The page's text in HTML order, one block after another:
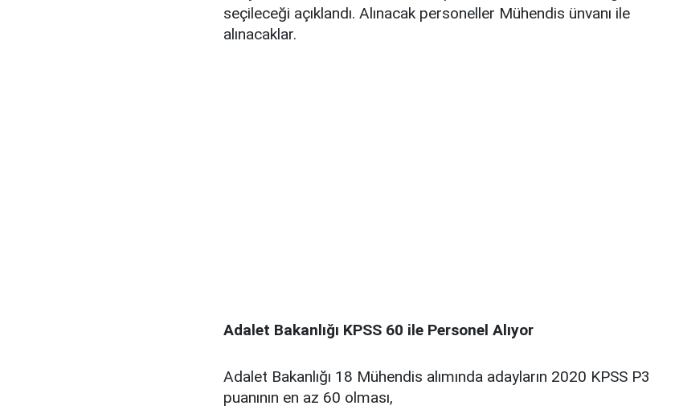
seçileceği açıklandı. Alınacak personeller Mühendis ünvanı ile
alınacaklar.
Adalet Bakanlığı KPSS 60 ile Personel Alıyor
Adalet Bakanlığı 18 Mühendis alımında adayların 2020 KPSS P3
puanının en az 60 olması,